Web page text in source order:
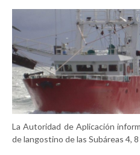
La Autoridad de Aplicación
de langostino de las Subáreas 4,